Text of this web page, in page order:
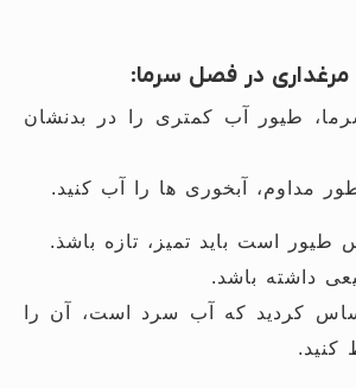
در فصل سرما:
طیور آب کمتری را در بدنشان
مداوم، آبخوری ها را آب کنید.
طیور است باید تمیز، تازه باشذ.
داشته باشد.
کردید که آب سرد است، آن را
کنید.